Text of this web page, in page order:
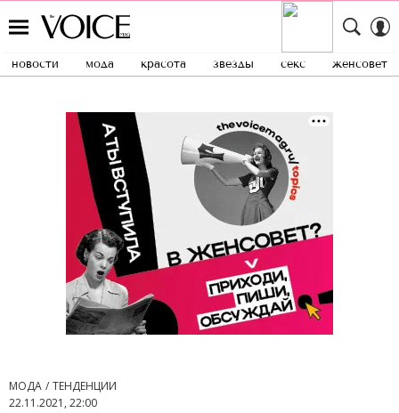
новости мода красота звезды секс женсовет
МОДА
ТЕНДЕНЦИИ
22.11.2021, 22:00